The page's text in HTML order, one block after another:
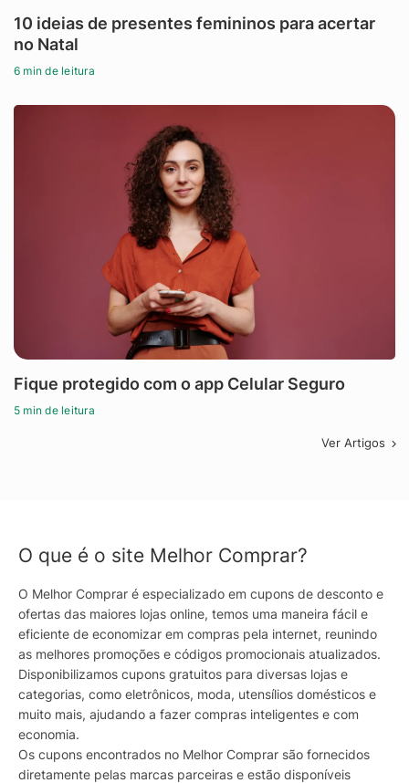
10 ideias de presentes femininos para acertar
no Natal
6 min de leitura
Fique protegido com o app Celular Seguro
5 min de leitura
Ver Artigos
O que é o site Melhor Comprar?
O Melhor Comprar é especializado em cupons de desconto e
ofertas das maiores lojas online, temos uma maneira fácil e
eficiente de economizar em compras pela internet, reunindo
as melhores promoções e códigos promocionais atualizados.
Disponibilizamos cupons gratuitos para diversas lojas e
categorias, como eletrônicos, moda, utensílios domésticos e
muito mais, ajudando a fazer compras inteligentes e com
economia.
Os cupons encontrados no Melhor Comprar são fornecidos
diretamente pelas marcas parceiras e estão disponíveis